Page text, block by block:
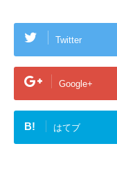
Twitter
Google+
B! はてブ